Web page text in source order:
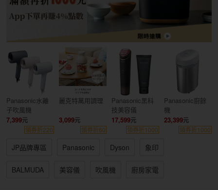
Panasonic水離
子吹風機
7,399
領券折220
麗克特萬用調理
3,099
領券折60
Panasonic黑科
技美容儀
17,599
領券折1000
Panasonic廚餘
機
23,399
領券折1000
JP品牌專區 Panasonic Dyson 象印
BALMUDA 美容儀 吹風機 廚房家電